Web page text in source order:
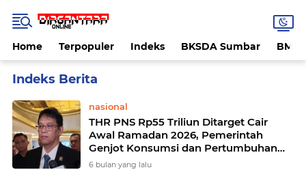
Home Terpopuler Indeks BKSDA Sumbar
nasional
THR PNS Rp55 Triliun Ditarget Cair
Awal Ramadan 2026, Pemerintah
Genjot Konsumsi dan Pertumbuhan
Ekonomi
6 bulan yang lalu